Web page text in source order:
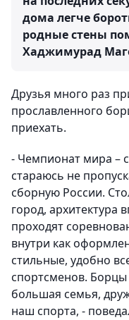
дома легче
родные стены
Хаджимурад
Друзья много раз
прославленного
приехать.
- Чемпионат мира –
стараюсь не
сборную России.
город, архитектура
проходят
внутри как
стильные, удобно
спортсменов. Борцы
большая семья,
наш спорта, -